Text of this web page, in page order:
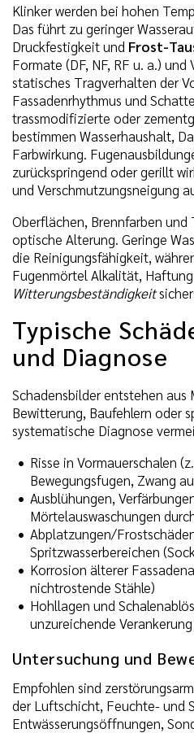
Klinker werden bei hohen
Das führt zu geringer
Druckfestigkeit und Frost-
Formate (DF, NF, RF u. a.)
statisches Tragverhalten der
Fassadenrhythmus und
trassmodifizierte oder
bestimmen Wasserhaushalt,
Farbwirkung.
zurückspringend oder gerillt
und Verschmutzungsneigung
Oberflächen, Brennfarben und
optische Alterung. Geringe
die Reinigungsfähigkeit,
Fugenmörtel Alkalität,
Witterungsbeständigkeit
Typische
und Diagnose
Schadensbilder entstehen aus
Bewitterung, Baufehlern oder
systematische Diagnose
Risse in Vormauerschalen
Bewegungsfugen, Zwang
Ausblühungen,
Mörtelauswaschungen
Abplatzungen/
Spritzwasserbereichen
Korrosion älterer
nichtrostende Stähle)
Hohllagen und
unzureichende Verankerung
Untersuchung und
Empfohlen sind
der Luftschicht, Feuchte- und
Entwässerungsöffnungen,